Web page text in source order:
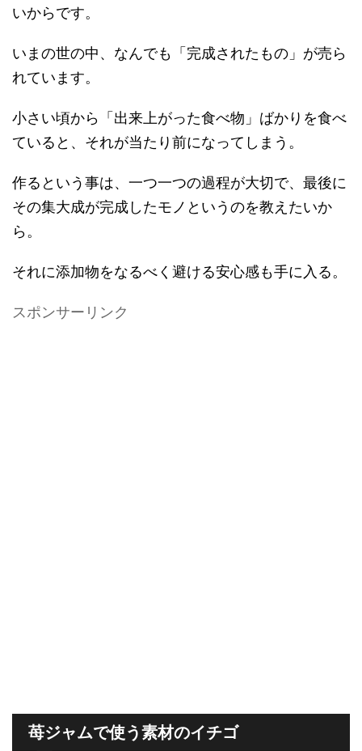
いからです。
いまの世の中、なんでも「完成されたもの」が売ら
れています。
小さい頃から「出来上がった食べ物」ばかりを食べ
ていると、それが当たり前になってしまう。
作るという事は、一つ一つの過程が大切で、最後に
その集大成が完成したモノというのを教えたいか
ら。
それに添加物をなるべく避ける安心感も手に入る。
スポンサーリンク
苺ジャムで使う素材のイチゴ